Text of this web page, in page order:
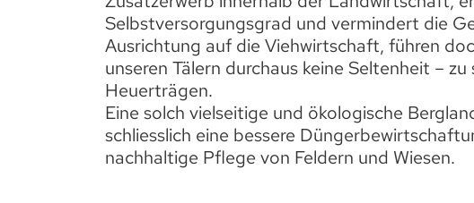
Selbstversorgungsgrad und vermindert die
Ausrichtung auf die Viehwirtschaft, führen
unseren Tälern durchaus keine Seltenheit –
Heuerträgen.
Eine solch vielseitige und ökologische
schliesslich eine bessere
nachhaltige Pflege von Feldern und Wiesen.